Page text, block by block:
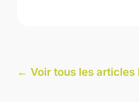
← Voir tous les articles